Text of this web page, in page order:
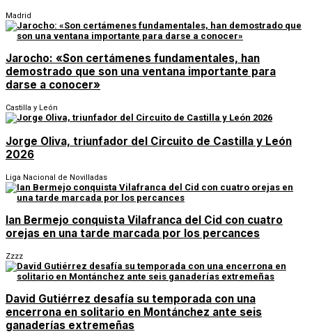
Madrid
Jarocho: «Son certámenes fundamentales, han
demostrado que son una ventana importante para
darse a conocer»
Castilla y León
Jorge Oliva, triunfador del Circuito de Castilla y León
2026
Liga Nacional de Novilladas
Ian Bermejo conquista Vilafranca del Cid con cuatro
orejas en una tarde marcada por los percances
Zzzz
David Gutiérrez desafía su temporada con una
encerrona en solitario en Montánchez ante seis
ganaderías extremeñas